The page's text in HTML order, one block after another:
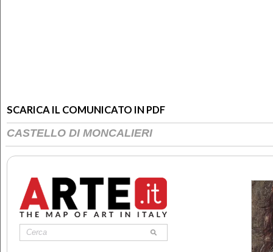
SCARICA IL COMUNICATO IN PDF
CASTELLO DI MONCALIERI